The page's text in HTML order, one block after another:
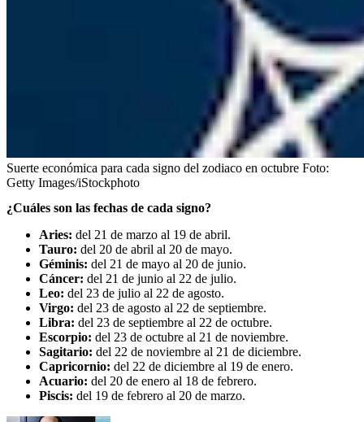
Suerte económica para cada signo del zodiaco en octubre Foto:
Getty Images/iStockphoto
¿Cuáles son las fechas de cada signo?
Aries: del 21 de marzo al 19 de abril.
Tauro: del 20 de abril al 20 de mayo.
Géminis: del 21 de mayo al 20 de junio.
Cáncer: del 21 de junio al 22 de julio.
Leo: del 23 de julio al 22 de agosto.
Virgo: del 23 de agosto al 22 de septiembre.
Libra: del 23 de septiembre al 22 de octubre.
Escorpio: del 23 de octubre al 21 de noviembre.
Sagitario: del 22 de noviembre al 21 de diciembre.
Capricornio: del 22 de diciembre al 19 de enero.
Acuario: del 20 de enero al 18 de febrero.
Piscis: del 19 de febrero al 20 de marzo.